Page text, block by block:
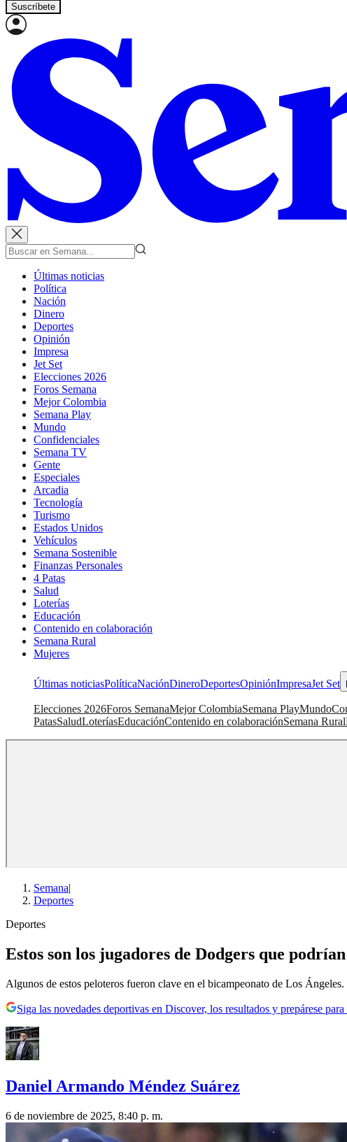
Suscríbete
Últimas noticias
Política
Nación
Dinero
Deportes
Opinión
Impresa
Jet Set
Elecciones 2026
Foros Semana
Mejor Colombia
Semana Play
Mundo
Confidenciales
Semana TV
Gente
Especiales
Arcadia
Tecnología
Turismo
Estados Unidos
Vehículos
Semana Sostenible
Finanzas Personales
4 Patas
Salud
Loterías
Educación
Contenido en colaboración
Semana Rural
Mujeres
Últimas noticiasPolíticaNaciónDineroDeportesOpiniónImpresaJet Set
Elecciones 2026Foros SemanaMejor ColombiaSemana PlayMundo
PatasSaludLoteríasEducaciónContenido en colaboraciónSemana Rural
Semana|
Deportes
Deportes
Estos son los jugadores de Dodgers que
Algunos de estos peloteros fueron clave en el bicampeonato de Los Ángeles.
Siga las novedades deportivas en Discover, los resultados y prepárese
Daniel Armando Méndez Suárez
6 de noviembre de 2025, 8:40 p. m.